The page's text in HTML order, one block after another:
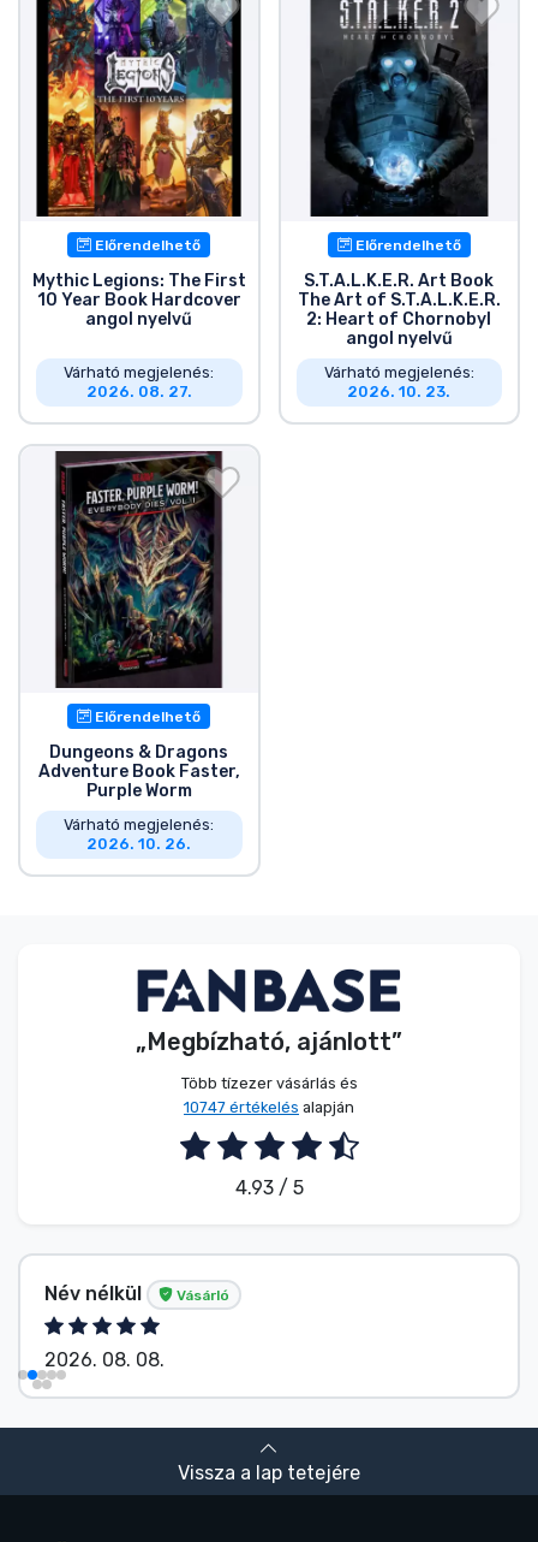
Előrendelhető
Mythic Legions: The First
10 Year Book Hardcover
angol nyelvű
Várható megjelenés:
2026. 08. 27.
Előrendelhető
S.T.A.L.K.E.R. Art Book
The Art of S.T.A.L.K.E.R.
2: Heart of Chornobyl
angol nyelvű
Várható megjelenés:
2026. 10. 23.
Előrendelhető
Dungeons & Dragons
Adventure Book Faster,
Purple Worm
Várható megjelenés:
2026. 10. 26.
„Megbízható, ajánlott”
Több tízezer vásárlás és
10747 értékelés alapján
4.93 / 5
Név nélkül Vásárló
2026. 08. 08.
Vissza a lap tetejére